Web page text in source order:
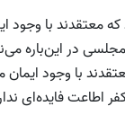
معتقدند با وجود
در این‌باره
با وجود
اطاعت فایده‌ای